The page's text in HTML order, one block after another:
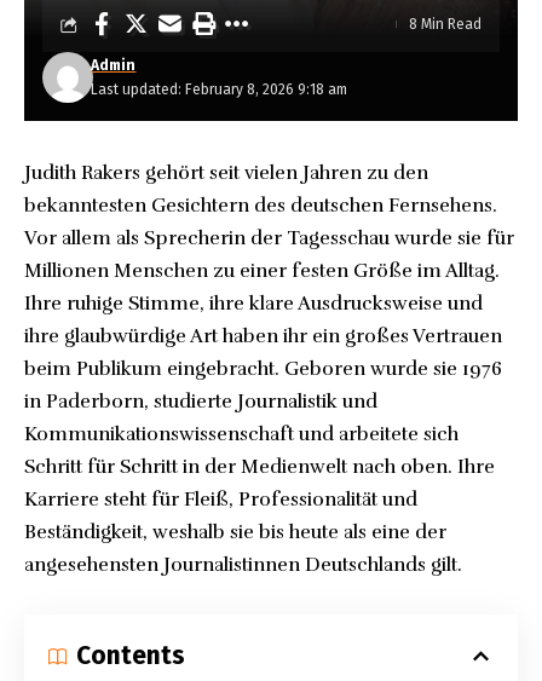
Last updated: February 8, 2026 9:18 am
Admin
8 Min Read
Judith Rakers gehört seit vielen Jahren zu den
bekanntesten Gesichtern des deutschen Fernsehens.
Vor allem als Sprecherin der Tagesschau wurde sie für
Millionen Menschen zu einer festen Größe im Alltag.
Ihre ruhige Stimme, ihre klare Ausdrucksweise und
ihre glaubwürdige Art haben ihr ein großes Vertrauen
beim Publikum eingebracht. Geboren wurde sie 1976
in Paderborn, studierte Journalistik und
Kommunikationswissenschaft und arbeitete sich
Schritt für Schritt in der Medienwelt nach oben. Ihre
Karriere steht für Fleiß, Professionalität und
Beständigkeit, weshalb sie bis heute als eine der
angesehensten Journalistinnen Deutschlands gilt.
Contents